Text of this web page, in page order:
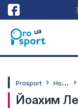
Prosport Н
овини
Йоахим